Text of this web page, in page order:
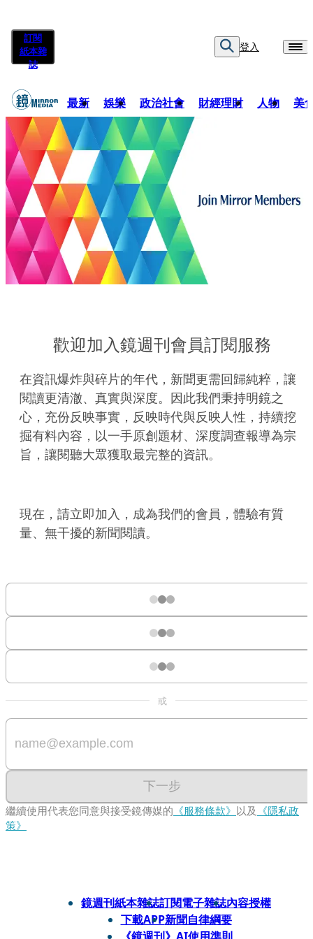
訂閱
紙本雜
誌
登入
最新 娛樂 政治社會 財經理財 人物 美
歡迎加入鏡週刊會員訂閱服務
在資訊爆炸與碎片的年代，新聞更需回歸純粹，讓
閱讀更清澈、真實與深度。因此我們秉持明鏡之
心，充份反映事實，反映時代與反映人性，持續挖
掘有料內容，以一手原創題材、深度調查報導為宗
旨，讓閱聽大眾獲取最完整的資訊。
現在，請立即加入，成為我們的會員，體驗有質
量、無干擾的新聞閱讀。
或
下一步
繼續使用代表您同意與接受鏡傳媒的 《服務條款》 以及 《隱私政
策》
鏡週刊紙本雜誌訂閱電子雜誌內容授權
下載APP新聞自律綱要